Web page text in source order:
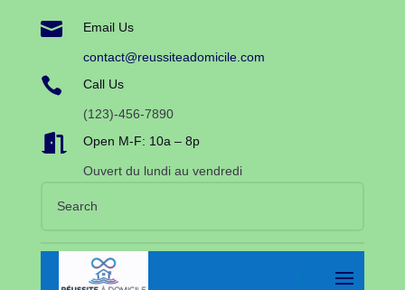
 Email Us
contact@reussiteadomicile.com
 Call Us
(123)-456-7890
 Open M-F: 10a – 8p
Ouvert du lundi au vendredi